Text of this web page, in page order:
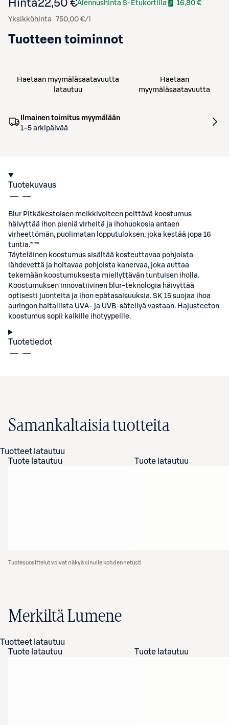
Hinta22,50 €Alennushinta S-Etukortilla 16,80 €
Yksikköhinta 750,00 €/l
Tuotteen toiminnot
Haetaan myymäläsaatavuutta
latautuu
Haetaan
myymäläsaatavuutta
Ilmainen toimitus myymälään
1–5 arkipäivää
Tuotekuvaus
Blur Pitkäkestoisen meikkivoiteen peittävä koostumus
häivyttää ihon pieniä virheitä ja ihohuokosia antaen
virheettömän, puolimatan lopputuloksen, joka kestää jopa 16
tuntia.* **
Täyteläinen koostumus sisältää kosteuttavaa pohjoista
lähdevettä ja hoitavaa pohjoista kanervaa, joka auttaa
tekemään koostumuksesta miellyttävän tuntuisen iholla.
Koostumuksen innovatiivinen blur-teknologia häivyttää
optisesti juonteita ja ihon epätasaisuuksia. SK 15 suojaa ihoa
auringon haitallista UVA- ja UVB-säteilyä vastaan. Hajusteeton
koostumus sopii kaikille ihotyypeille.
Tuotetiedot
Samankaltaisia tuotteita
Tuotteet latautuu
Tuote latautuu
Tuote latautuu
Tuotesuosittelut voivat näkyä sinulle kohdennetusti
Merkiltä Lumene
Tuotteet latautuu
Tuote latautuu
Tuote latautuu